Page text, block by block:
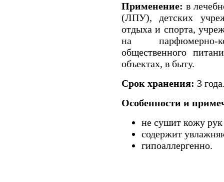
Применение: в
(ЛПУ), детских
отдыха и спорта,
на парфюмерно-
общественного
объектах, в быту.
Срок хранения: 3
Особенности и
не сушит кожу рук
содержит
гипоаллергенно.